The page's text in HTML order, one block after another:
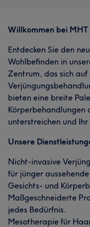
Willkommen bei MHT
Entdecken Sie den
Wohlbefinden in
Zentrum, das sich
bieten eine breite
Körperbehandlungen
unterstreichen und
Unsere
Nicht-invasive
für jünger
Gesichts- und
Maßgeschneiderte
jedes Bedürfnis.
Mesotherapie für